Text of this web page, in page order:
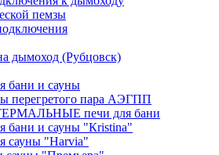
пемзы
дымоход (Рубцовск)
бани и сауны
перегретого пара АЭГПП
печи для бани
бани и сауны "Кristina"
сауны "Harvia"